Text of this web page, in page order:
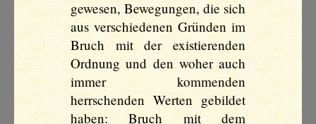
gewesen, Bewegungen, die sich
aus verschiedenen Gründen im
Bruch mit der existierenden
Ordnung und den woher auch
immer kommenden
herrschenden Werten gebildet
haben: Bruch mit dem